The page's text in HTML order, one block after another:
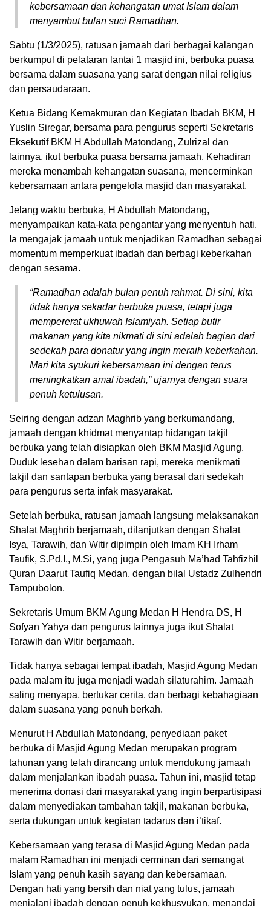
kebersamaan dan kehangatan umat Islam dalam
menyambut bulan suci Ramadhan.
Sabtu (1/3/2025), ratusan jamaah dari berbagai kalangan
berkumpul di pelataran lantai 1 masjid ini, berbuka puasa
bersama dalam suasana yang sarat dengan nilai religius
dan persaudaraan.
Ketua Bidang Kemakmuran dan Kegiatan Ibadah BKM, H
Yuslin Siregar, bersama para pengurus seperti Sekretaris
Eksekutif BKM H Abdullah Matondang, Zulrizal dan
lainnya, ikut berbuka puasa bersama jamaah. Kehadiran
mereka menambah kehangatan suasana, mencerminkan
kebersamaan antara pengelola masjid dan masyarakat.
Jelang waktu berbuka, H Abdullah Matondang,
menyampaikan kata-kata pengantar yang menyentuh hati.
Ia mengajak jamaah untuk menjadikan Ramadhan sebagai
momentum memperkuat ibadah dan berbagi keberkahan
dengan sesama.
“Ramadhan adalah bulan penuh rahmat. Di sini, kita
tidak hanya sekadar berbuka puasa, tetapi juga
mempererat ukhuwah Islamiyah. Setiap butir
makanan yang kita nikmati di sini adalah bagian dari
sedekah para donatur yang ingin meraih keberkahan.
Mari kita syukuri kebersamaan ini dengan terus
meningkatkan amal ibadah,” ujarnya dengan suara
penuh ketulusan.
Seiring dengan adzan Maghrib yang berkumandang,
jamaah dengan khidmat menyantap hidangan takjil
berbuka yang telah disiapkan oleh BKM Masjid Agung.
Duduk lesehan dalam barisan rapi, mereka menikmati
takjil dan santapan berbuka yang berasal dari sedekah
para pengurus serta infak masyarakat.
Setelah berbuka, ratusan jamaah langsung melaksanakan
Shalat Maghrib berjamaah, dilanjutkan dengan Shalat
Isya, Tarawih, dan Witir dipimpin oleh Imam KH Irham
Taufik, S.Pd.I., M.Si, yang juga Pengasuh Ma’had Tahfizhil
Quran Daarut Taufiq Medan, dengan bilal Ustadz Zulhendri
Tampubolon.
Sekretaris Umum BKM Agung Medan H Hendra DS, H
Sofyan Yahya dan pengurus lainnya juga ikut Shalat
Tarawih dan Witir berjamaah.
Tidak hanya sebagai tempat ibadah, Masjid Agung Medan
pada malam itu juga menjadi wadah silaturahim. Jamaah
saling menyapa, bertukar cerita, dan berbagi kebahagiaan
dalam suasana yang penuh berkah.
Menurut H Abdullah Matondang, penyediaan paket
berbuka di Masjid Agung Medan merupakan program
tahunan yang telah dirancang untuk mendukung jamaah
dalam menjalankan ibadah puasa. Tahun ini, masjid tetap
menerima donasi dari masyarakat yang ingin berpartisipasi
dalam menyediakan tambahan takjil, makanan berbuka,
serta dukungan untuk kegiatan tadarus dan i’tikaf.
Kebersamaan yang terasa di Masjid Agung Medan pada
malam Ramadhan ini menjadi cerminan dari semangat
Islam yang penuh kasih sayang dan kebersamaan.
Dengan hati yang bersih dan niat yang tulus, jamaah
menjalani ibadah dengan penuh kekhusyukan, menandai